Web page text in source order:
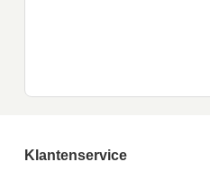
Klantenservice